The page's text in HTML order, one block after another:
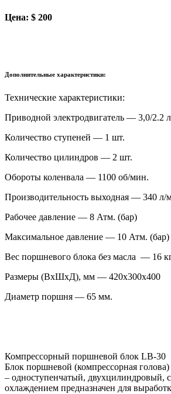
Цена: $ 200
Дополнительные характеристики:
Технические характеристики:
Приводной электродвигатель — 3,0/2.2
Количество ступеней — 1 шт.
Количество цилиндров — 2 шт.
Обороты коленвала — 1100 об/мин.
Производительность выходная — 340 л/
Рабочее давление — 8 Атм. (бар)
Максимальное давление — 10 Атм. (бар)
Вес поршневого блока без масла — 16
Размеры (ВхШхД), мм — 420х300х400
Диаметр поршня — 65 мм.
Компрессорный поршневой блок LB-30
Блок поршневой (компрессорная
– одноступенчатый, двухцилиндровый,
охлаждением предназначен для